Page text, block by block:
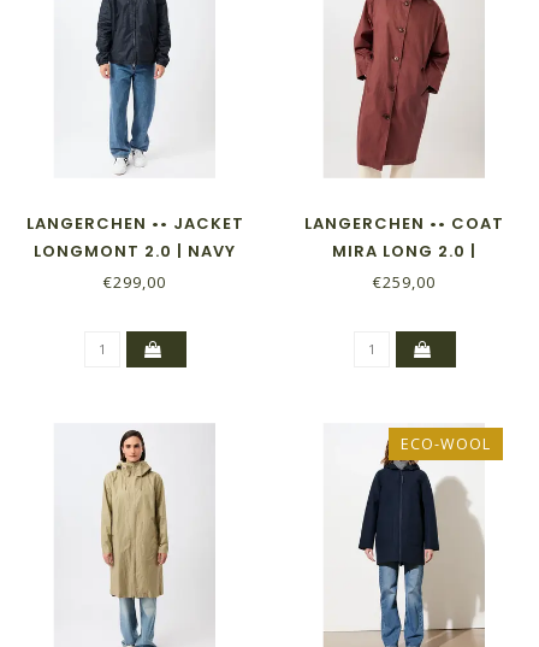
LANGERCHEN •• JACKET
LONGMONT 2.0 | NAVY
€299,00
LANGERCHEN •• COAT
MIRA LONG 2.0 |
RUBYWOOD
€259,00
ECO-WOOL